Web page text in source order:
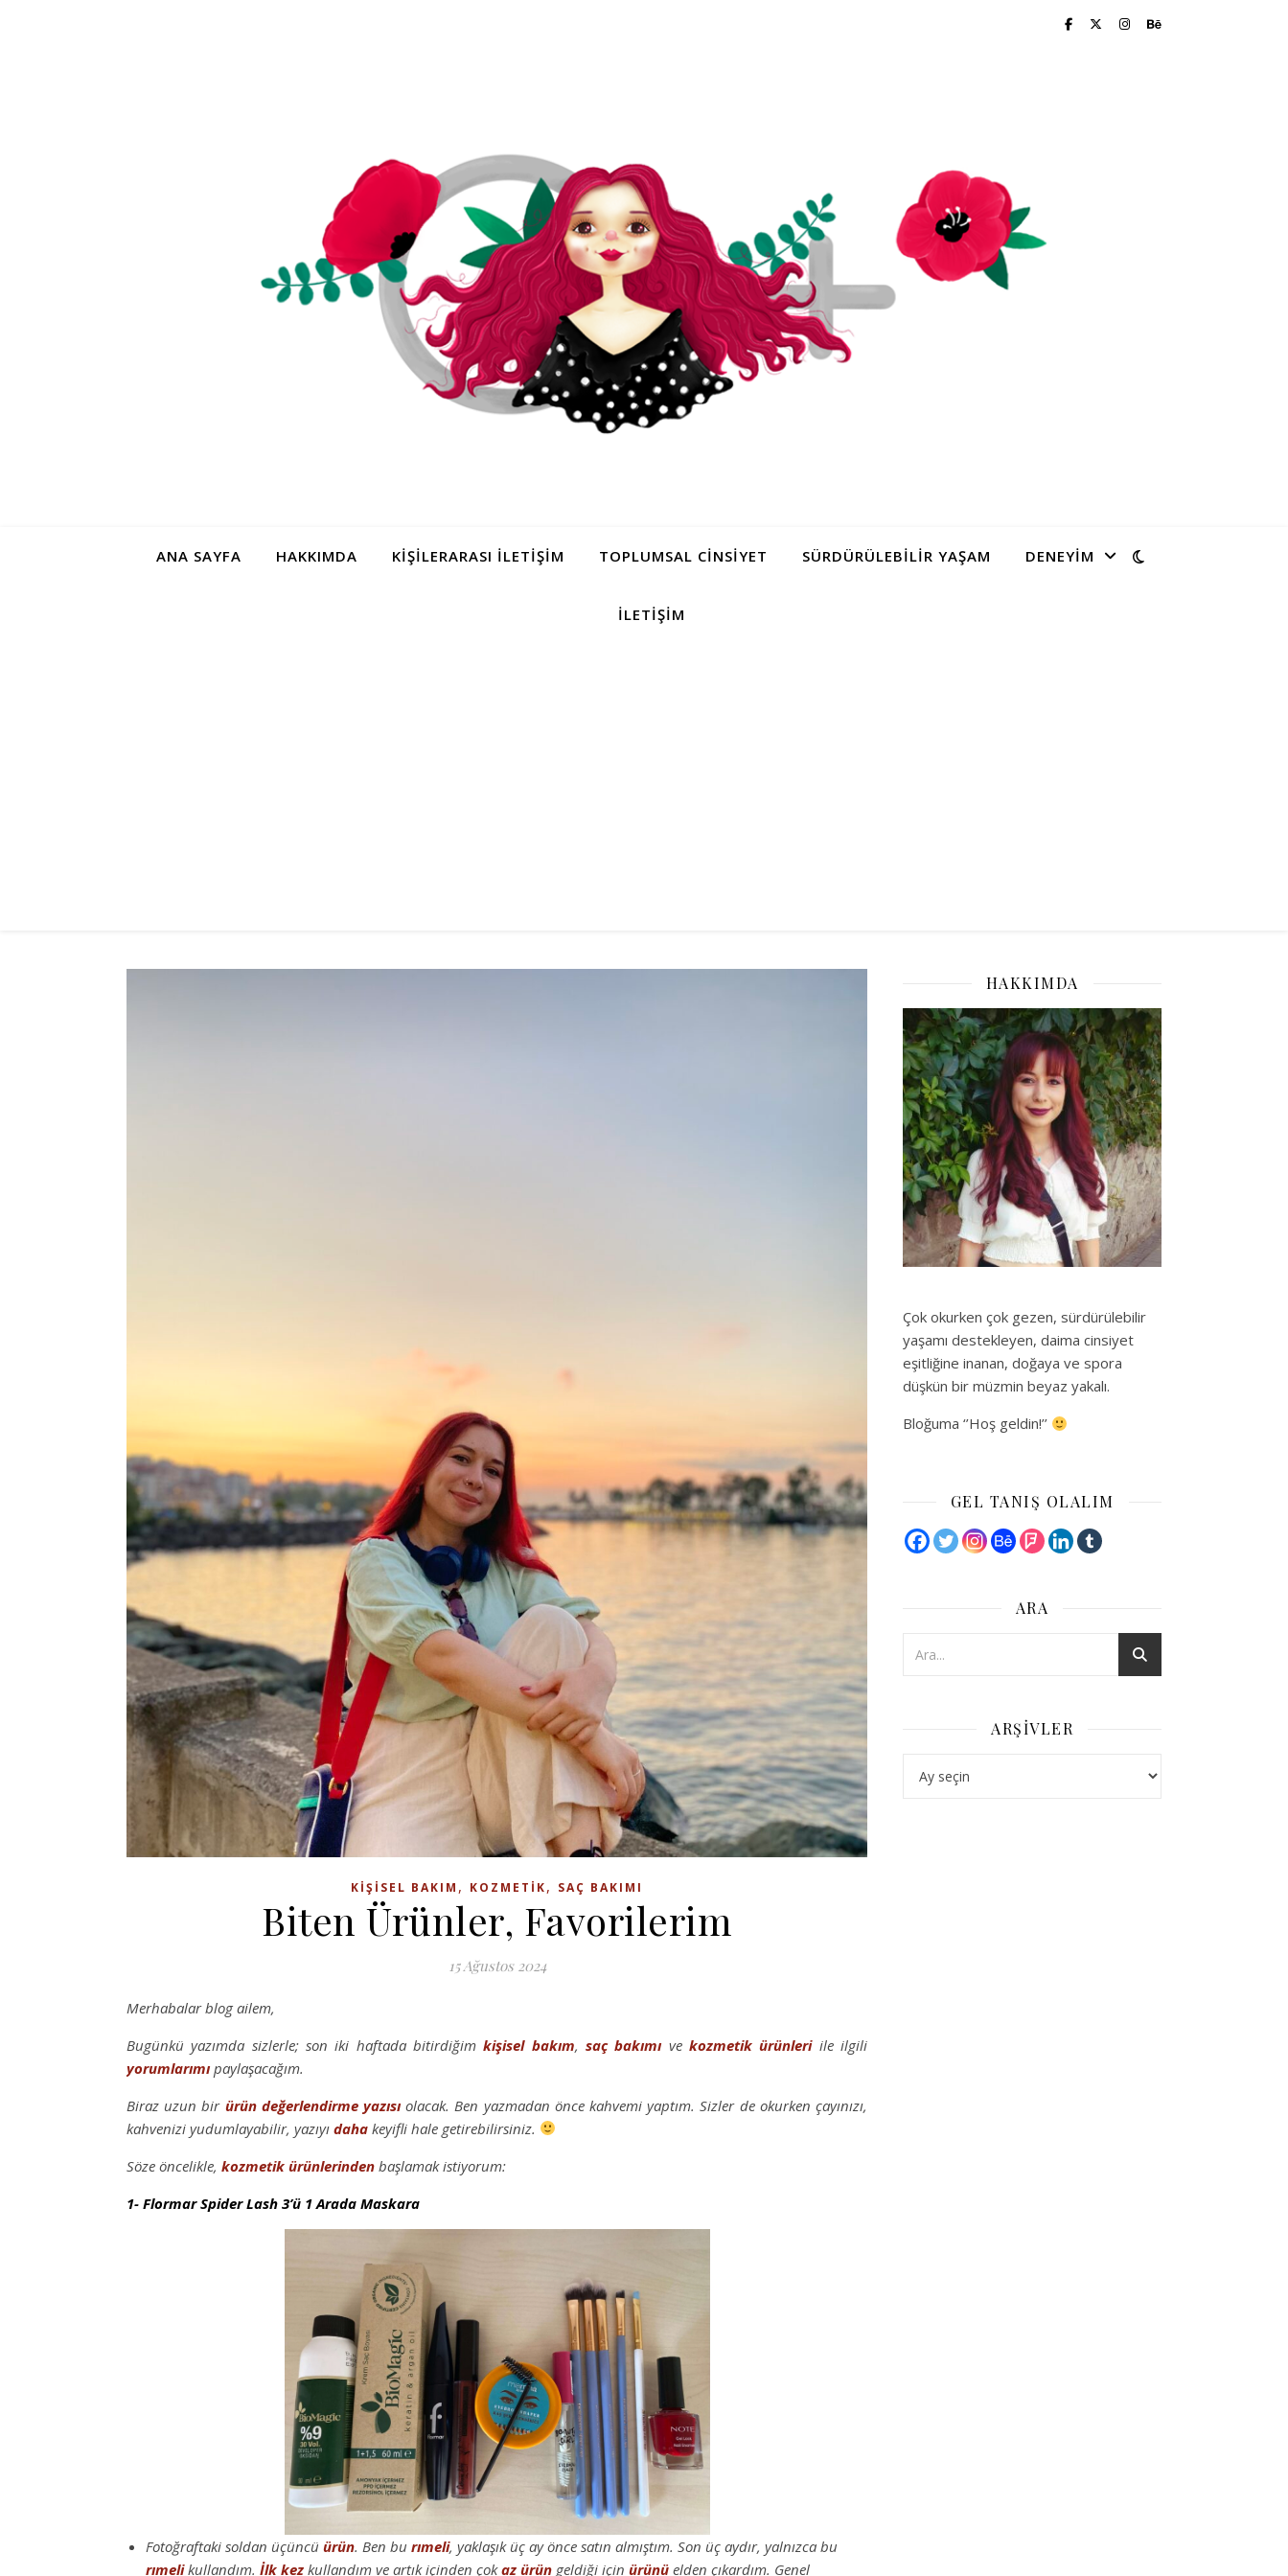
ANA SAYFA HAKKIMDA KIŞILERARASI İLETIŞIM TOPLUMSAL CINSIYET SÜRDÜRÜLEBILIR YAŞAM DENEYIM
İLETIŞIM
KIŞISEL BAKIM , KOZMETIK, SAÇ BAKIMI
Biten Ürünler, Favorilerim
15 Ağustos 2024
Merhabalar blog ailem,
Bugünkü yazımda sizlerle; son iki haftada bitirdiğimkişisel bakım,saç bakımıvekozmetik ürünleriile ilgili
yorumlarımıpaylaşacağım.
Biraz uzun bir ürün değerlendirme yazısıolacak. Ben yazmadan önce kahvemi yaptım. Sizler de okurken çayınızı,
kahvenizi yudumlayabilir, yazıyı daha keyifli hale getirebilirsiniz.
Söze öncelikle, kozmetik ürünlerinden başlamak istiyorum:
1- Flormar Spider Lash 3’ü 1 Arada Maskara
Fotoğraftaki soldan üçüncü ürün. Ben bu rımeli, yaklaşık üç ay önce satın almıştım. Son üç aydır, yalnızca bu
rımelikullandım. İlk kez kullandım ve artık içinden çokaz ürün geldiği için ürünü elden çıkardım. Genel
HAKKIMDA
Çok okurken çok gezen, sürdürülebilir
yaşamı destekleyen, daima cinsiyet
eşitliğine inanan, doğaya ve spora
düşkün bir müzmin beyaz yakalı.
Bloğuma ‘’Hoş geldin!’’
GEL TANIŞ OLALIM
ARA
ARŞIVLER